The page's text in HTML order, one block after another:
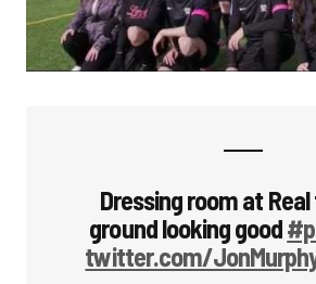
Dressing room at
ground looking good
twitter.com/